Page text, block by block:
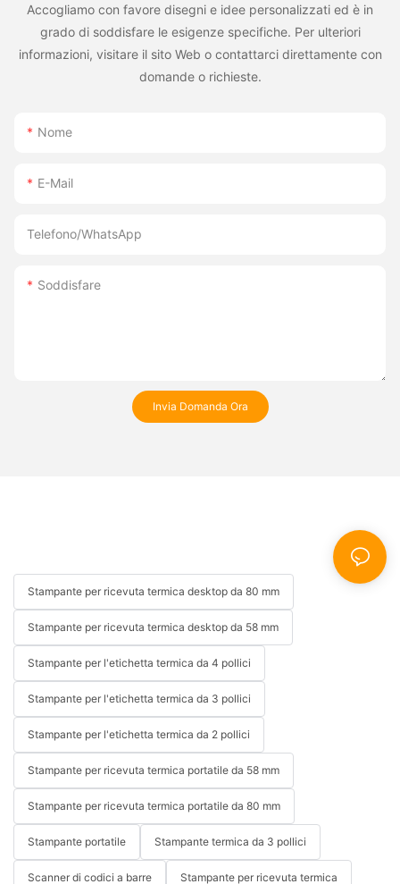
Accogliamo con favore disegni e idee personalizzati ed è in
grado di soddisfare le esigenze specifiche. Per ulteriori
informazioni, visitare il sito Web o contattarci direttamente con
domande o richieste.
Nome
E-Mail
Telefono/WhatsApp
Soddisfare
Invia Domanda Ora
Stampante per ricevuta termica desktop da 80 mm
Stampante per ricevuta termica desktop da 58 mm
Stampante per l'etichetta termica da 4 pollici
Stampante per l'etichetta termica da 3 pollici
Stampante per l'etichetta termica da 2 pollici
Stampante per ricevuta termica portatile da 58 mm
Stampante per ricevuta termica portatile da 80 mm
Stampante portatile Stampante termica da 3 pollici
Scanner di codici a barre Stampante per ricevuta termica